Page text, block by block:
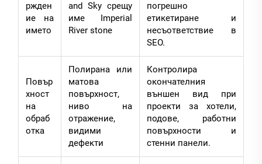
ржден
ие на
името
and Sky срещу
име Imperial
River stone
погрешно
етикетиране и
несъответствие в
SEO.
Повър
хност
на
обраб
отка
Полирана или
матова
повърхност,
ниво на
отражение,
видими
дефекти
Контролира
окончателния
външен вид при
проекти за хотели,
подове, работни
повърхности и
стенни панели.